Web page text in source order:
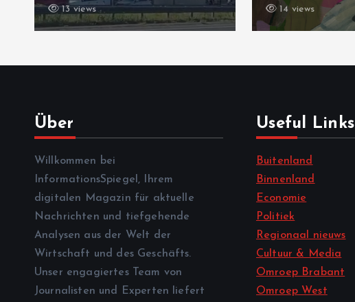
13 views 14 views
Über
Willkommen bei
InformationsSpiegel, Ihrem
digitalen Magazin für aktuelle
Nachrichten und tiefgehende
Analysen aus der Welt der
Wirtschaft und des Geschäfts.
Unser engagiertes Team von
Journalisten und Experten liefert
Useful Links
Buitenland
Binnenland
Economie
Politiek
Regionaal nieuws
Cultuur & Media
Omroep Brabant
Omroep West